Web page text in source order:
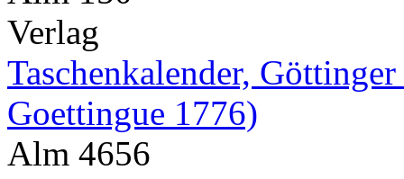
Verlag
Taschenkalender,
Goettingue 1776)
Alm 4656